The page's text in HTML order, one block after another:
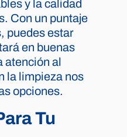
y la calidad
Con un puntaje
puedes estar
en buenas
atención al
la limpieza nos
opciones.
Tu